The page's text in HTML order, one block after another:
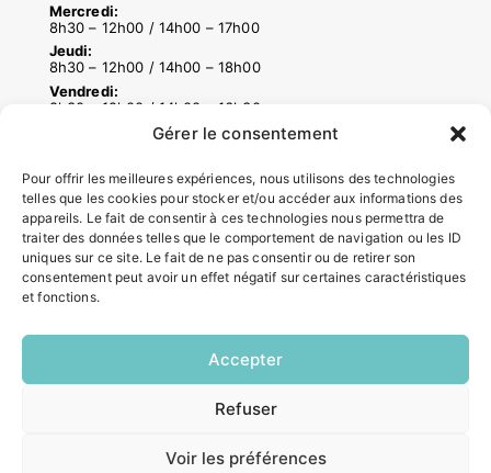
Gérer le consentement
Pour offrir les meilleures expériences, nous utilisons des technologies
telles que les cookies pour stocker et/ou accéder aux informations des
appareils. Le fait de consentir à ces technologies nous permettra de
traiter des données telles que le comportement de navigation ou les ID
uniques sur ce site. Le fait de ne pas consentir ou de retirer son
consentement peut avoir un effet négatif sur certaines caractéristiques
et fonctions.
Accepter
Refuser
Voir les préférences
Mercredi:
8h30 – 12h00 / 14h00 – 17h00
Jeudi:
8h30 – 12h00 / 14h00 – 18h00
Vendredi:
8h30 – 12h00 / 14h00 – 16h30
ACCÉS RAPIDES
Contacter la mairie
Pôle santé
Le Saucatais
Formalités administratives
Restauration scolaire
Demander un composteur
INFORMATIONS LÉGALES
Politique de confidentialité